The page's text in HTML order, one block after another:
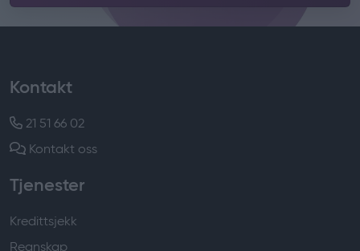
Kontakt
21 51 66 02
Kontakt oss
Tjenester
Kredittsjekk
Regnskap